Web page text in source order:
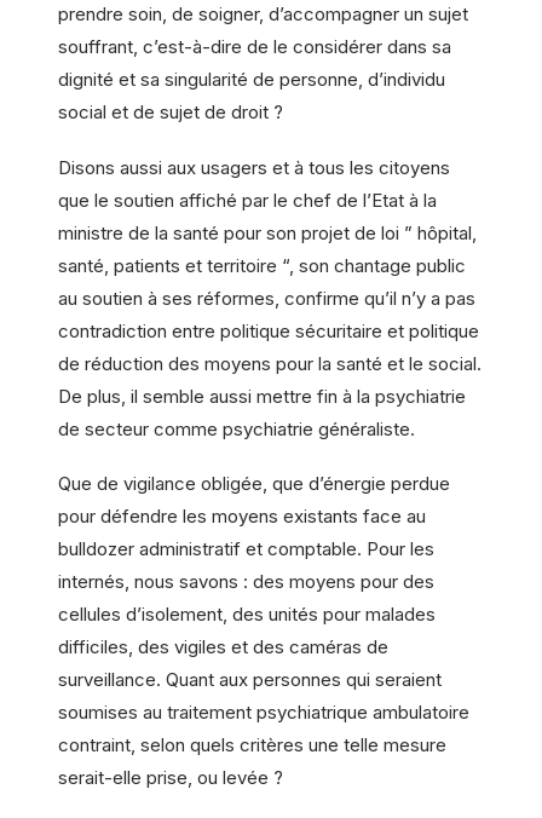
prendre soin, de soigner, d’accompagner un sujet
souffrant, c’est-à-dire de le considérer dans sa
dignité et sa singularité de personne, d’individu
social et de sujet de droit ?
Disons aussi aux usagers et à tous les citoyens
que le soutien affiché par le chef de l’Etat à la
ministre de la santé pour son projet de loi ” hôpital,
santé, patients et territoire “, son chantage public
au soutien à ses réformes, confirme qu’il n’y a pas
contradiction entre politique sécuritaire et politique
de réduction des moyens pour la santé et le social.
De plus, il semble aussi mettre fin à la psychiatrie
de secteur comme psychiatrie généraliste.
Que de vigilance obligée, que d’énergie perdue
pour défendre les moyens existants face au
bulldozer administratif et comptable. Pour les
internés, nous savons : des moyens pour des
cellules d’isolement, des unités pour malades
difficiles, des vigiles et des caméras de
surveillance. Quant aux personnes qui seraient
soumises au traitement psychiatrique ambulatoire
contraint, selon quels critères une telle mesure
serait-elle prise, ou levée ?